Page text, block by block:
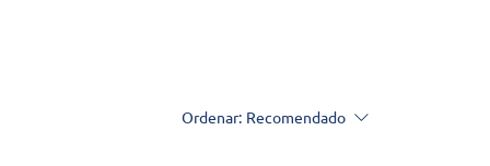
Ordenar: Recomendado